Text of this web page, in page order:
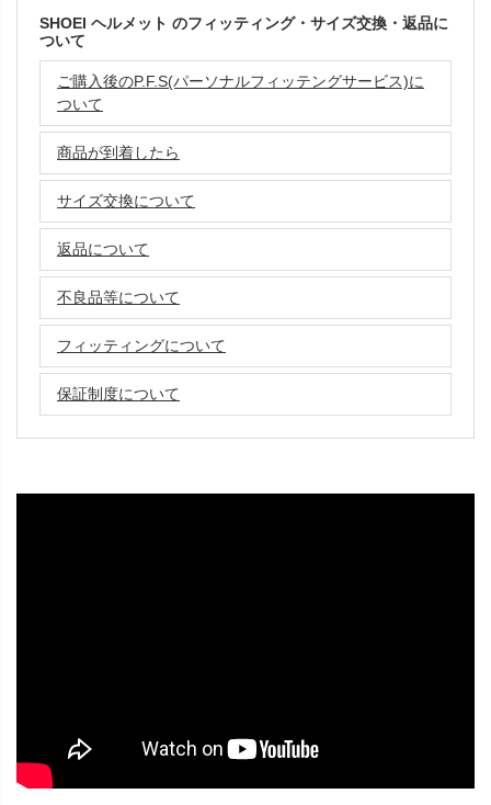
SHOEI ヘルメット のフィッティング・サイズ交換・返品に
ついて
ご購入後のP.F.S(パーソナルフィッテングサービス)に
ついて
商品が到着したら
サイズ交換について
返品について
不良品等について
フィッティングについて
保証制度について